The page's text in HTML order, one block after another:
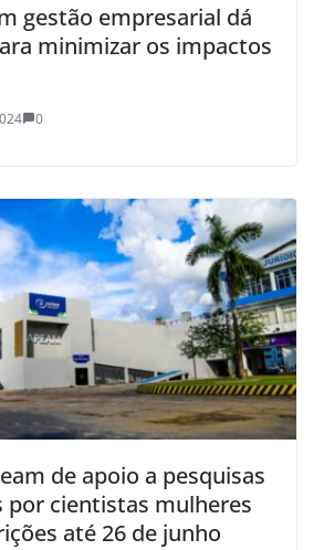
gestão empresarial dá
minimizar os impactos
0
de apoio a pesquisas
por cientistas mulheres
até 26 de junho